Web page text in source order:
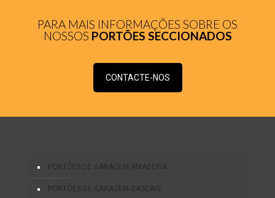
PARA MAIS INFORMAÇÕES SOBRE OS
NOSSOS PORTÕES SECCIONADOS
CONTACTE-NOS
PORTÕES DE GARAGEM AMADORA
PORTÕES DE GARAGEM CASCAIS